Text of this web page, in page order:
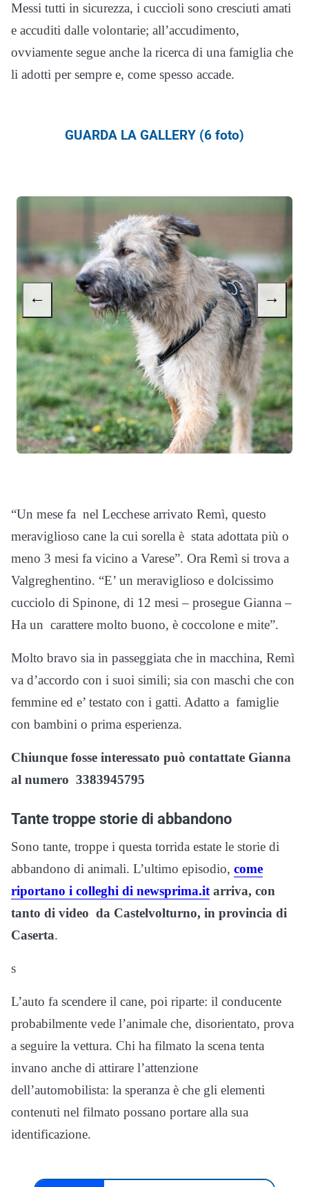
Messi tutti in sicurezza, i cuccioli sono cresciuti amati
e accuditi dalle volontarie; all’accudimento,
ovviamente segue anche la ricerca di una famiglia che
li adotti per sempre e, come spesso accade.
GUARDA LA GALLERY (6 foto)
← →
“Un mese fa nel Lecchese arrivato Remì, questo
meraviglioso cane la cui sorella è stata adottata più o
meno 3 mesi fa vicino a Varese”. Ora Remì si trova a
Valgreghentino. “E’ un meraviglioso e dolcissimo
cucciolo di Spinone, di 12 mesi – prosegue Gianna –
Ha un carattere molto buono, è coccolone e mite”.
Molto bravo sia in passeggiata che in macchina, Remì
va d’accordo con i suoi simili; sia con maschi che con
femmine ed e’ testato con i gatti. Adatto a famiglie
con bambini o prima esperienza.
Chiunque fosse interessato può contattate Gianna
al numero 3383945795
Tante troppe storie di abbandono
Sono tante, troppe i questa torrida estate le storie di
abbandono di animali. L’ultimo episodio, come
riportano i colleghi di newsprima.itarriva, con
tanto di video da Castelvolturno, in provincia di
Caserta.
s
L’auto fa scendere il cane, poi riparte: il conducente
probabilmente vede l’animale che, disorientato, prova
a seguire la vettura. Chi ha filmato la scena tenta
invano anche di attirare l’attenzione
dell’automobilista: la speranza è che gli elementi
contenuti nel filmato possano portare alla sua
identificazione.